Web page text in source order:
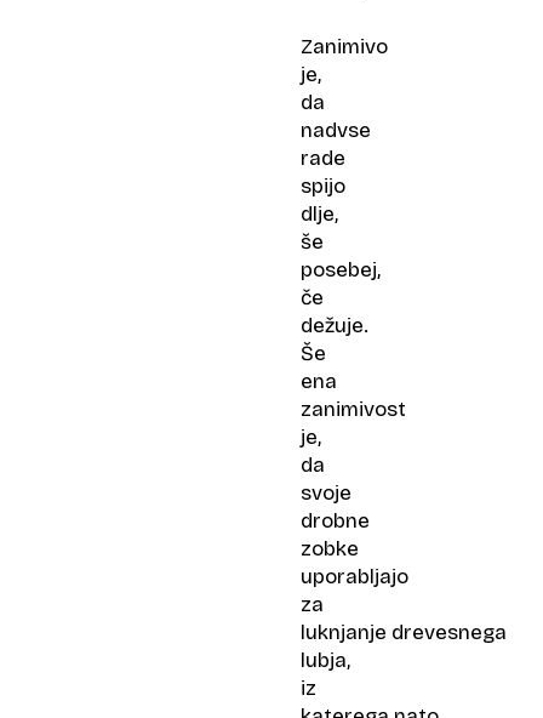
Zanimivo
je,
da
nadvse
rade
spijo
dlje,
še
posebej,
če
dežuje.
Še
ena
zanimivost
je,
da
svoje
drobne
zobke
uporabljajo
za
luknjanje drevesnega
lubja,
iz